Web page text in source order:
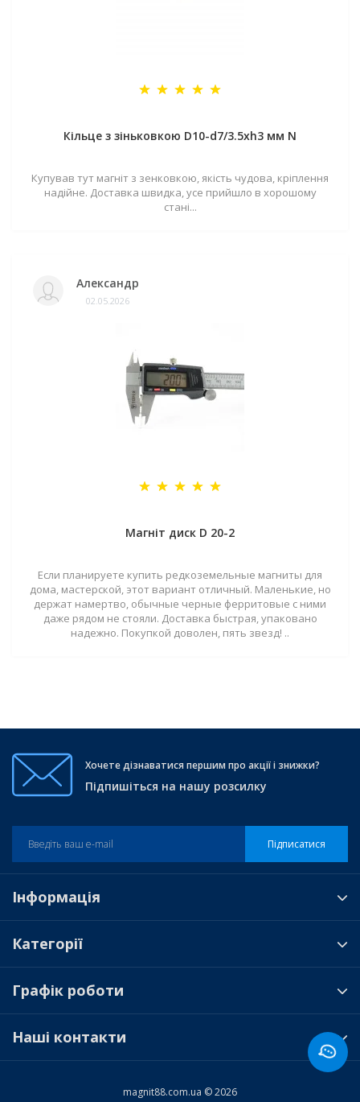
Кільце з зіньковкою D10-d7/3.5хh3 мм N
Купував тут магніт з зенковкою, якість чудова, кріплення
надійне. Доставка швидка, усе прийшло в хорошому
стані...
Александр
02.05.2026
Магніт диск D 20-2
Если планируете купить редкоземельные магниты для
дома, мастерской, этот вариант отличный. Маленькие, но
держат намертво, обычные черные ферритовые с ними
даже рядом не стояли. Доставка быстрая, упаковано
надежно. Покупкой доволен, пять звезд! ..
Хочете дізнаватися першим про акції і знижки?
Підпишіться на нашу розсилку
Підписатися
Інформація
Категорії
Графік роботи
Наші контакти
magnit88.com.ua © 2026